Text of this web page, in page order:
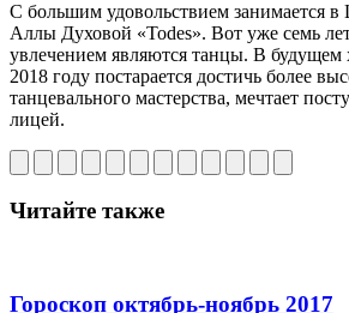
C большим удовольствием занимается в
Аллы Духовой «Todes». Вот уже семь
увлечением являются танцы. В будущем
2018 году постарается достичь более
танцевального мастерства, мечтает
лицей.
Читайте также
Гороскоп октябрь-ноябрь 2017